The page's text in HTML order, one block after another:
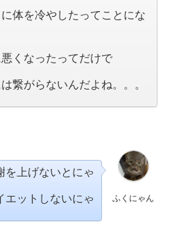
体を冷やしたってことにな
くなったってだけで
繋がらないんだよね。。。
ふくにゃん
を上げないとにゃ
エットしないにゃ